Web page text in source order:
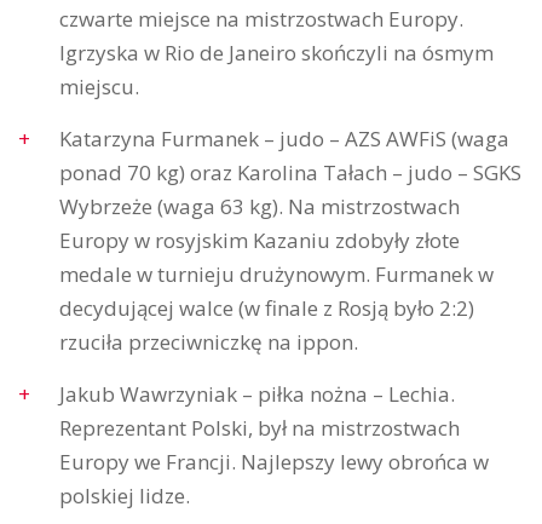
czwarte miejsce na mistrzostwach Europy.
Igrzyska w Rio de Janeiro skończyli na ósmym
miejscu.
Katarzyna Furmanek – judo – AZS AWFiS (waga
ponad 70 kg) oraz Karolina Tałach – judo – SGKS
Wybrzeże (waga 63 kg). Na mistrzostwach
Europy w rosyjskim Kazaniu zdobyły złote
medale w turnieju drużynowym. Furmanek w
decydującej walce (w finale z Rosją było 2:2)
rzuciła przeciwniczkę na ippon.
Jakub Wawrzyniak – piłka nożna – Lechia.
Reprezentant Polski, był na mistrzostwach
Europy we Francji. Najlepszy lewy obrońca w
polskiej lidze.